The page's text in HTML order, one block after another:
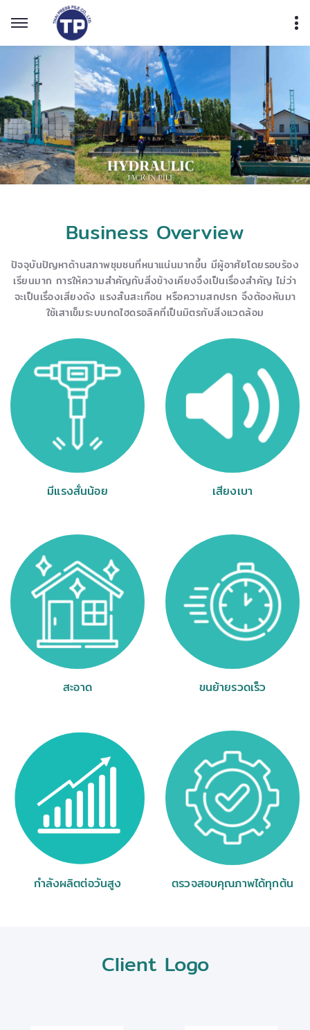
Business Overview
ปัจจุบันปัญหาด้านสภาพชุมชนที่หนาแน่นมากขึ้น มีผู้อาศัยโดยรอบร้อง
เรียนมาก การให้ความสำคัญกับสิ่งข้างเคียงจึงเป็นเรื่องสำคัญ ไม่ว่า
จะเป็นเรื่องเสียงดัง แรงสั่นสะเทือน หรือความสกปรก จึงต้องหันมา
ใช้เสาเข็มระบบกดไฮดรอลิคที่เป็นมิตรกับสิ่งแวดล้อม
มีแรงสั่นน้อย เสียงเบา
สะอาด ขนย้ายรวดเร็ว
กำลังผลิตต่อวันสูง ตรวจสอบคุณภาพได้ทุกต้น
Client Logo